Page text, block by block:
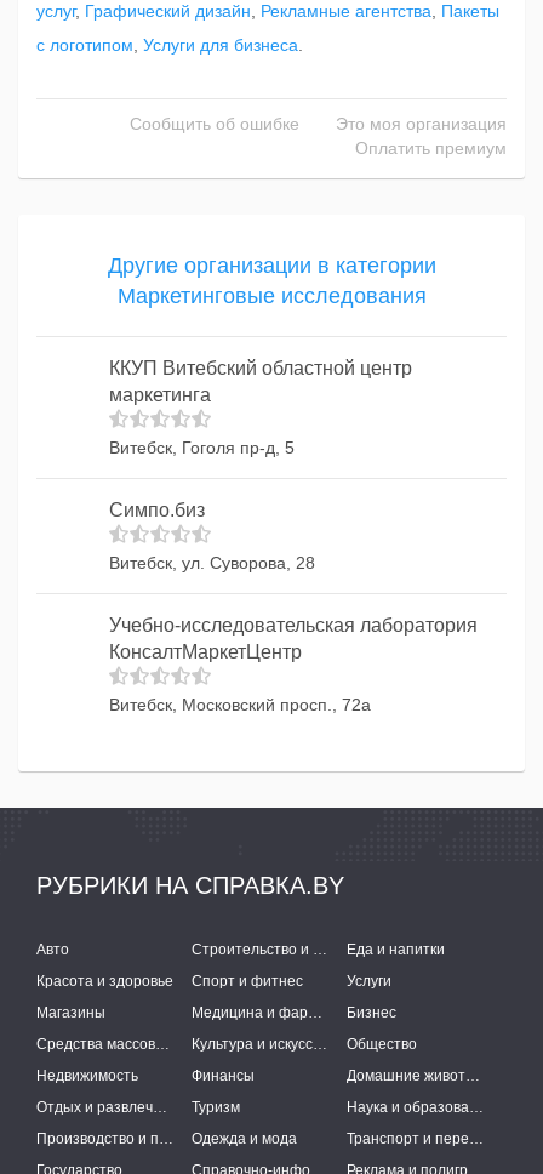
услуг, Графический дизайн Рекламные агентства
Пакеты
с логотипом Услуги для бизнеса
Сообщить об ошибке
Это моя организация
Оплатить премиум
Другие организации в категории
Маркетинговые исследования
ККУП Витебский областной центр
маркетинга
Витебск, Гоголя пр-д, 5
Симпо.биз
Витебск, ул. Суворова, 28
Учебно-исследовательская лаборатория
КонсалтМаркетЦентр
Витебск, Московский просп., 72а
РУБРИКИ НА СПРАВКА.BY
Авто Строительство и ремонт
Еда и напитки
Красота и здоровье
Спорт и фитнес
Услуги
Магазины
Медицина и фармацевтика
Бизнес
Средства массовой информации
Культура и искусство
Общество
Недвижимость
Финансы
Домашние животные
Отдых и развлечения
Туризм
Наука и образование
Производство и поставки
Одежда и мода
Транспорт и перевозки
Государство